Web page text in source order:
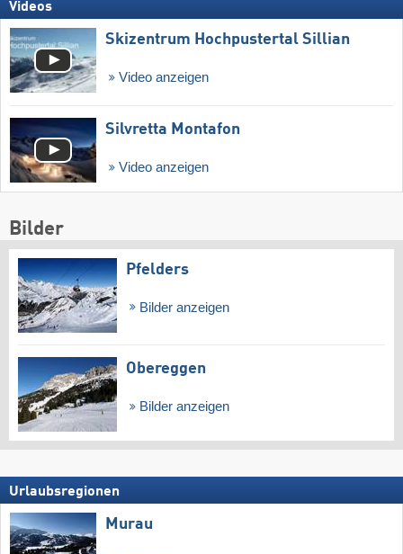
Videos
Skizentrum Hochpustertal Sillian
Video anzeigen
Silvretta Montafon
Video anzeigen
Bilder
Pfelders
Bilder anzeigen
Obereggen
Bilder anzeigen
Urlaubsregionen
Murau